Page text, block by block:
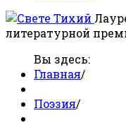
литературной
Вы здесь:
Главная/
Поэзия/